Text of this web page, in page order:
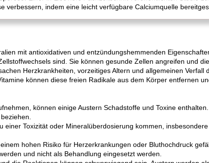
indem eine leicht verfügbare Calciumquelle
mit antioxidativen und entzündungshemmenden
sind. Sie können gesunde Zellen angreifen und
Herzkrankheiten, vorzeitiges Altern und allgemeinen Verfall
können diese freien Radikale aus dem Körper entfernen
können einige Austern Schadstoffe und Toxine
Toxizität oder Mineralüberdosierung kommen, insbesondere
hohen Risiko für Herzerkrankungen oder Bluthochdruck
und nicht als Behandlung eingesetzt werden.